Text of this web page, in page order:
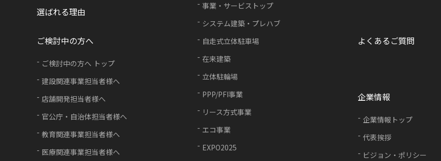
事業・サービストップ
システム建築・プレハブ
自走式立体駐車場
在来建築
立体駐輪場
PPP/PFI事業
リース方式事業
エコ事業
EXPO2025
選ばれる理由
よくあるご質問
ご検討中の方へ
ご検討中の方へ トップ
建設関連事業担当者様へ
店舗開発担当者様へ
官公庁・自治体担当者様へ
教育関連事業担当者様へ
医療関連事業担当者様へ
企業情報
企業情報トップ
代表挨拶
ビジョン・ポリシー